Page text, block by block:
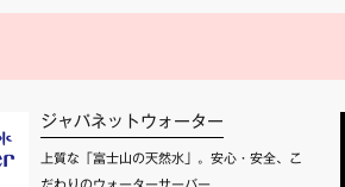
ジャパネットウォーター
上質な「富士山の天然水」。安心・安全、こ